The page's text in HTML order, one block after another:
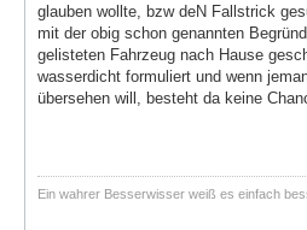
glauben wollte, bzw deN Fallstrick
mit der obig schon genannten
gelisteten Fahrzeug nach Hause
wasserdicht formuliert und wenn
übersehen will, besteht da keine
Ein wahrer Besserwisser weiß es einfach